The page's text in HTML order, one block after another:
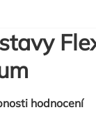
hodnocení